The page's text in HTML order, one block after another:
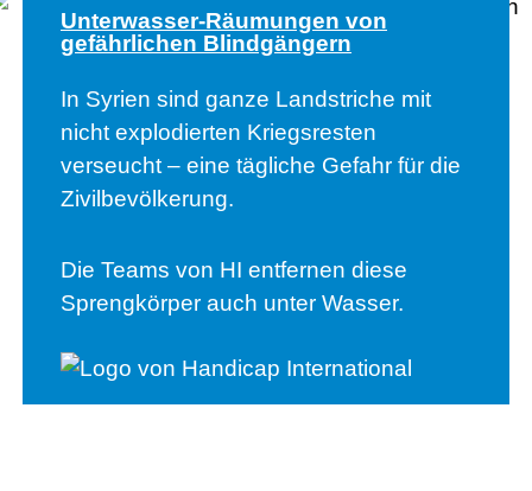
Unterwasser-Räumungen von
gefährlichen Blindgängern
In Syrien sind ganze Landstriche mit
nicht explodierten Kriegsresten
verseucht – eine tägliche Gefahr für die
Zivilbevölkerung.
Die Teams von HI entfernen diese
Sprengkörper auch unter Wasser.